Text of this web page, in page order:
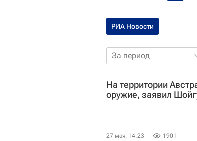
РИА Новости
За период
На территории
оружие, заявил
27 мая, 14:23 1901